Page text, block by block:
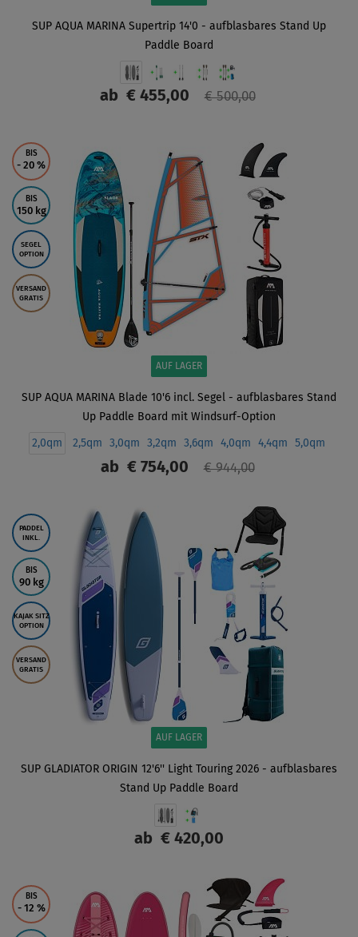
SUP AQUA MARINA Supertrip 14'0 - aufblasbares Stand Up
Paddle Board
ab€ 455,00 € 500,00
BIS
- 20 %
BIS
150 kg
SEGEL
OPTION
VERSAND
GRATIS
AUF LAGER
SUP AQUA MARINA Blade 10'6 incl. Segel - aufblasbares Stand
Up Paddle Board mit Windsurf-Option
2,0qm 2,5qm 3,0qm 3,2qm 3,6qm 4,0qm 4,4qm 5,0qm
ab€ 754,00 € 944,00
PADDEL
INKL.
BIS
90 kg
KAJAK SITZ
OPTION
VERSAND
GRATIS
AUF LAGER
SUP GLADIATOR ORIGIN 12'6'' Light Touring 2026 - aufblasbares
Stand Up Paddle Board
ab € 420,00
BIS
- 12 %